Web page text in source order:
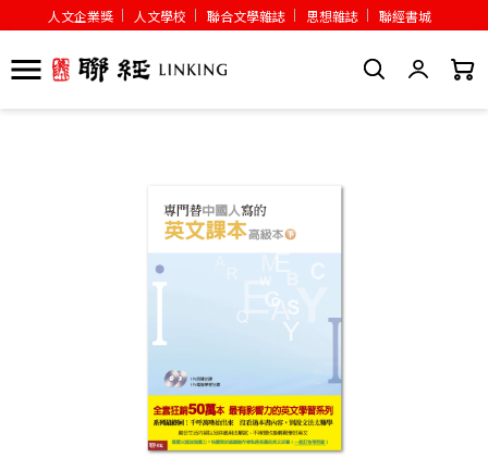
人文企業獎 人文學校 聯合文學雜誌 思想雜誌 聯經書城